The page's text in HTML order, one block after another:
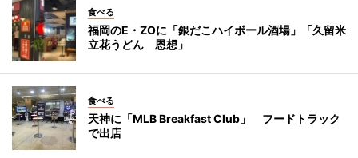
食べる
福岡のE・ZOに「銀だこハイボール酒場」「久留米
立花うどん 恩想」
食べる
天神に「MLB Breakfast Club」 フードトラック
で出店